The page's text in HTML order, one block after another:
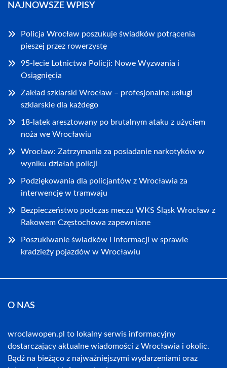
NAJNOWSZE WPISY
Policja Wrocław poszukuje świadków potrącenia
pieszej przez rowerzystę
95-lecie Lotnictwa Policji: Nowe Wyzwania i
Osiągnięcia
Zakład szklarski Wrocław – profesjonalne usługi
szklarskie dla każdego
18-latek aresztowany po brutalnym ataku z użyciem
noża we Wrocławiu
Wrocław: Zatrzymania za posiadanie narkotyków w
wyniku działań policji
Podziękowania dla policjantów z Wrocławia za
interwencję w tramwaju
Bezpieczeństwo podczas meczu WKS Śląsk Wrocław z
Rakowem Częstochowa zapewnione
Poszukiwanie świadków i informacji w sprawie
kradzieży pojazdów w Wrocławiu
O NAS
wroclawopen.pl to lokalny serwis informacyjny
dostarczający aktualne wiadomości z Wrocławia i okolic.
Bądź na bieżąco z najważniejszymi wydarzeniami oraz